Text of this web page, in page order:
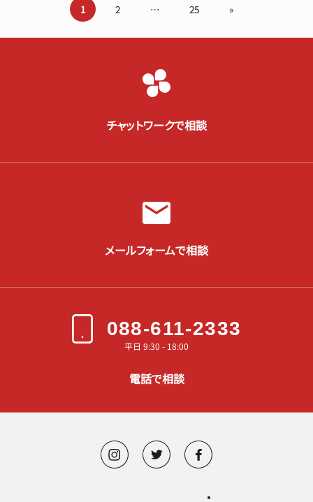
1 2 … 25 »
チャットワークで相談
メールフォームで相談
088-611-2333
平日 9:30 - 18:00
電話で相談